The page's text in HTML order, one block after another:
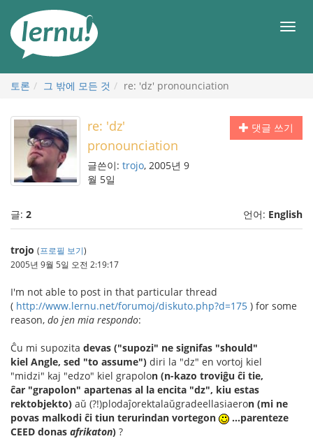
메
토론 그 밖에 모든 것 re: 'dz' pronounciation
댓글 쓰기
re: 'dz'
pronounciation
글쓴이: trojo, 2005년 9
월 5일
글: 2 언어: English
trojo (프로필 보기)
2005년 9월 5일 오전 2:19:17
I'm not able to post in that particular thread
( http://www.lernu.net/forumoj/diskuto.php?d=175 ) for some
reason, do jen mia respondo:
Ĉu mi supozita devas ("supozi" ne signifas "should"
kiel Angle, sed "to assume") diri la "dz" en vortoj kiel
"midzi" kaj "edzo" kiel grapolon (n-kazo troviĝu ĉi tie,
ĉar "grapolon" apartenas al la encita "dz", kiu estas
rektobjekto) aŭ (?!)plodaĵorektalaŭgradeellasiaeron (mi ne
povas malkodi ĉi tiun terurindan vortegon
...parenteze
CEED donas afrikaton) ?